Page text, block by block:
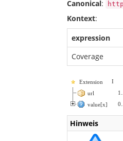
Canonical:
Kontext:
expression
Coverage
Extension I
url
1
value[x]
0
Hinweis